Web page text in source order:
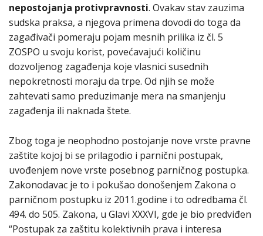
nepostojanja protivpravnosti. Ovakav stav zauzima
sudska praksa, a njegova primena dovodi do toga da
zagađivači pomeraju pojam mesnih prilika iz čl. 5
ZOSPO u svoju korist, povećavajući količinu
dozvoljenog zagađenja koje vlasnici susednih
nepokretnosti moraju da trpe. Od njih se može
zahtevati samo preduzimanje mera na smanjenju
zagađenja ili naknada štete.
Zbog toga je neophodno postojanje nove vrste pravne
zaštite kojoj bi se prilagodio i parnični postupak,
uvođenjem nove vrste posebnog parničnog postupka.
Zakonodavac je to i pokušao donošenjem Zakona o
parničnom postupku iz 2011.godine i to odredbama čl.
494. do 505. Zakona, u Glavi XXXVI, gde je bio predviđen
“Postupak za zaštitu kolektivnih prava i interesa